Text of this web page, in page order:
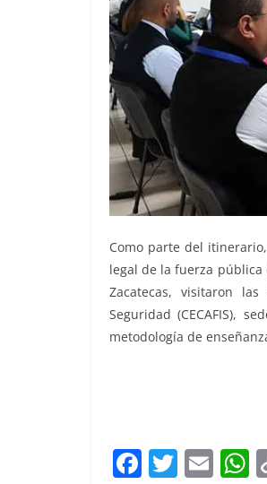
Como parte del
legal de la fuerza pública
Zacatecas, visitaron
Seguridad (CECAFIS),
metodología de
F T E